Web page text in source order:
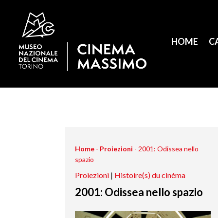
HOME
Home - Proiezioni - 2001: Odissea nello
spazio
Proiezioni | Histoire(s) du cinéma
2001: Odissea nello spazio